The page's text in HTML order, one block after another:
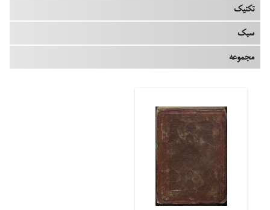
تکنیک
سبک
مجموعه